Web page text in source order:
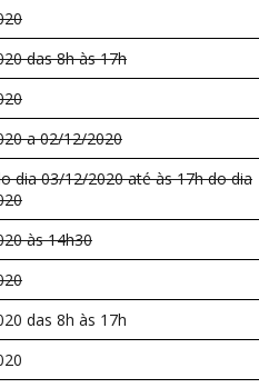
das 8h às 17h
a 02/12/2020
dia 03/12/2020 até às 17h do dia
às 14h30
das 8h às 17h